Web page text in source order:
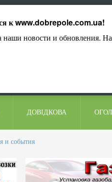
ДОВІДКОВА
и события
кwww.dobrepole.com.ua!
новости и обновления.